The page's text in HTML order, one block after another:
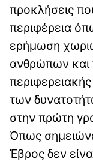
προκλήσεις
περιφέρεια
ερήμωση
ανθρώπων και
των
στην πρώτη
Όπως
Έβρος δεν